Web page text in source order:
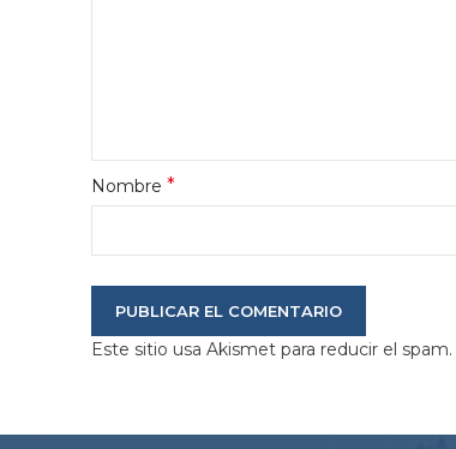
Nombre *
Este sitio usa Akismet para reducir el spam.